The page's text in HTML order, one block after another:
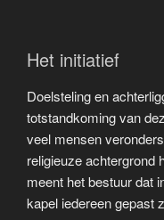
Het initiatief
Doelsteling en
totstandkoming van
veel mensen
religieuze achtergrond
meent het bestuur dat
kapel iedereen gepast